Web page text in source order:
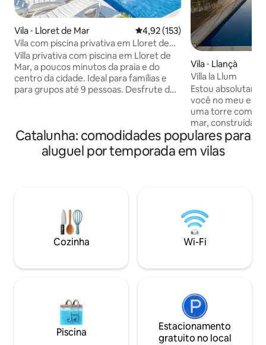
Vila ⋅ Lloret de Mar 4,92 de uma avaliação média de
4,92 (153)
Vila com piscina privativa em Lloret de
Mar
Villa privativa com piscina em Lloret de
Mar, a poucos minutos da praia e do
centro da cidade. Ideal para famílias e
para grupos até 9 pessoas. Desfrute de
compartilhadas e áreas de lazer (mesa
de pingue-pongue e basquete). Perfeito
para escapadas e férias na Costa Brava,
supermercado e um posto de gasolina a
1 minuto de distância.
Vila ⋅ Llançà
Villa la Llum
Estou
você no meu espaço! A “Villa la
uma torre com
mar, construída
como retiro para
francesa. Esta propriedade está na
minha família há
pontos mais
vai surpreender
combinação
vistas
Catalunha: comodidades populares para
aluguel por temporada em vilas
Cozinha Wi-Fi
Piscina
Estacionamento
gratuito no local